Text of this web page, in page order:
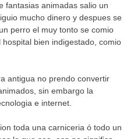
fantasias animadas salio un
mucho dinero y despues se
perro el muy tonto se comio
bien indigestado, comio
antigua no prendo convertir
sin embargo la
e internet.
toda una carniceria ó todo un